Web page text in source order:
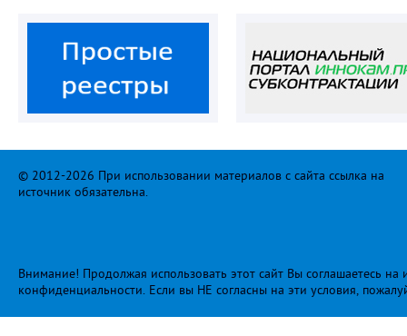
© 2012-2026 При использовании материалов с сайта ссылка на
источник обязательна.
Внимание! Продолжая использовать этот сайт Вы соглашаетесь
конфиденциальности. Если вы НЕ согласны на эти условия,